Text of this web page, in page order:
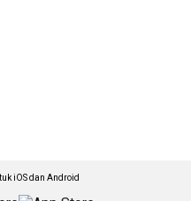
iOS dan Android